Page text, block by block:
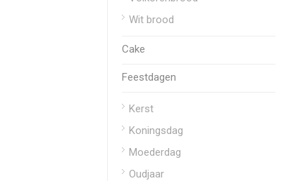
Wit brood
Cake
Feestdagen
Kerst
Koningsdag
Moederdag
Oudjaar